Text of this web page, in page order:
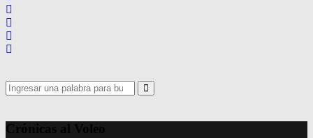
Search
for:
Search
Crónicas al Voleo